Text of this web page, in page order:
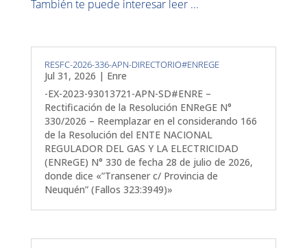
También te puede interesar leer ...
RESFC-2026-336-APN-DIRECTORIO#ENREGE
Jul 31, 2026 | Enre
-EX-2023-93013721-APN-SD#ENRE –
Rectificación de la Resolución ENReGE N°
330/2026 – Reemplazar en el considerando 166
de la Resolución del ENTE NACIONAL
REGULADOR DEL GAS Y LA ELECTRICIDAD
(ENReGE) N° 330 de fecha 28 de julio de 2026,
donde dice «”Transener c/ Provincia de
Neuquén” (Fallos 323:3949)»